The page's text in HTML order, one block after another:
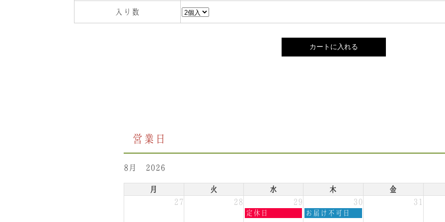
入り数
営業日
8月 2026
月 火 水 木 金
27
28 29 30 31
水
定休日
木
お届け不可日